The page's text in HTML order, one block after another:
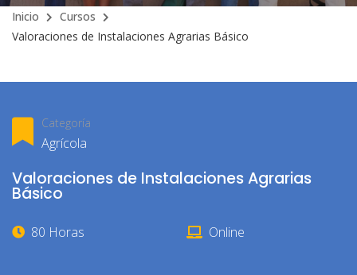
Inicio
Cursos
Valoraciones de Instalaciones Agrarias Básico
Categoría
Agrícola
Valoraciones de Instalaciones Agrarias
Básico
80 Horas Online